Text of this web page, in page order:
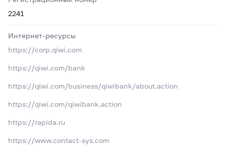
2241
Интернет-ресурсы
https://corp.qiwi.com
https://qiwi.com/bank
https://qiwi.com/business/qiwibank/about.action
https://qiwi.com/qiwibank.action
https://rapida.ru
https://www.contact-sys.com